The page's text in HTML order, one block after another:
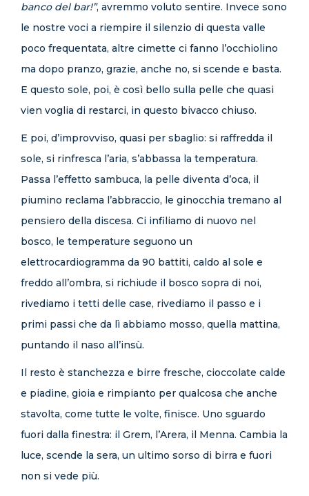
banco del bar!”, avremmo voluto sentire. Invece sono
le nostre voci a riempire il silenzio di questa valle
poco frequentata, altre cimette ci fanno l’occhiolino
ma dopo pranzo, grazie, anche no, si scende e basta.
E questo sole, poi, è così bello sulla pelle che quasi
vien voglia di restarci, in questo bivacco chiuso.
E poi, d’improvviso, quasi per sbaglio: si raffredda il
sole, si rinfresca l’aria, s’abbassa la temperatura.
Passa l’effetto sambuca, la pelle diventa d’oca, il
piumino reclama l’abbraccio, le ginocchia tremano al
pensiero della discesa. Ci infiliamo di nuovo nel
bosco, le temperature seguono un
elettrocardiogramma da 90 battiti, caldo al sole e
freddo all’ombra, si richiude il bosco sopra di noi,
rivediamo i tetti delle case, rivediamo il passo e i
primi passi che da lì abbiamo mosso, quella mattina,
puntando il naso all’insù.
Il resto è stanchezza e birre fresche, cioccolate calde
e piadine, gioia e rimpianto per qualcosa che anche
stavolta, come tutte le volte, finisce. Uno sguardo
fuori dalla finestra: il Grem, l’Arera, il Menna. Cambia la
luce, scende la sera, un ultimo sorso di birra e fuori
non si vede più.